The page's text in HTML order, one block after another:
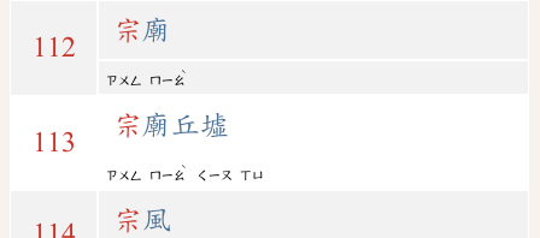
112
宗 廟
ㄗㄨㄥ ㄇㄧㄠ
ˋ
113
宗 廟丘墟
ㄗㄨㄥ ㄇㄧㄠ
ˋ
ㄑㄧㄡ ㄒㄩ
宗 風